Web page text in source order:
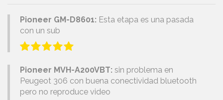
Pioneer GM-D8601: Esta etapa es una pasada
con un sub
Pioneer MVH-A200VBT: sin problema en
Peugeot 306 con buena conectividad bluetooth
pero no reproduce video